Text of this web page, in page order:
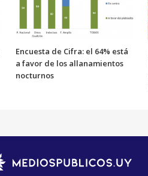
Encuesta de Cifra: el 64% está
a favor de los allanamientos
nocturnos